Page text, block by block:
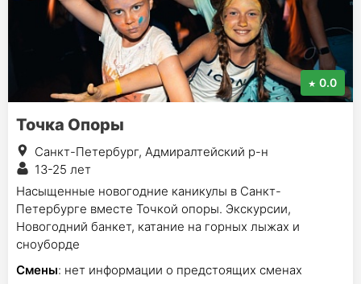
0.0
Точка Опоры
Санкт-Петербург, Адмиралтейский р-н
13-25 лет
Насыщенные новогодние каникулы в Санкт-
Петербурге вместе Точкой опоры. Экскурсии,
Новогодний банкет, катание на горных лыжах и
сноуборде
Смены: нет информации о предстоящих сменах